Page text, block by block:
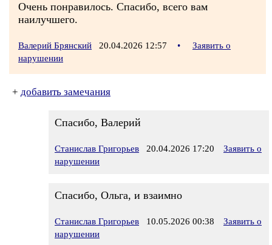
Очень понравилось. Спасибо, всего вам
наилучшего.
Валерий Брянский 20.04.2026 12:57 •
Заявить о
нарушении
+ добавить замечания
Спасибо, Валерий
Станислав Григорьев 20.04.2026 17:20
Заявить о
нарушении
Спасибо, Ольга, и взаимно
Станислав Григорьев 10.05.2026 00:38
Заявить о
нарушении